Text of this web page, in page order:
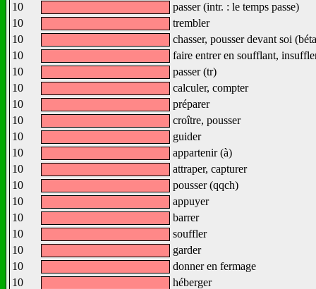
10
passer (intr. : le temps passe)
10
trembler
10
chasser, pousser devant soi
10
faire entrer en soufflant,
10
passer (tr)
10
calculer, compter
10
préparer
10
croître, pousser
10
guider
10
appartenir (à)
10
attraper, capturer
10
pousser (qqch)
10
appuyer
10
barrer
10
souffler
10
garder
10
donner en fermage
10
héberger